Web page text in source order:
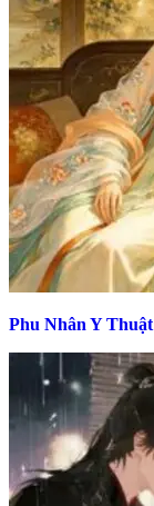
Phu Nhân Y